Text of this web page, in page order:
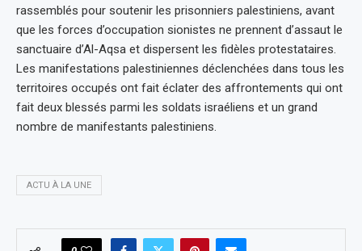
rassemblés pour soutenir les prisonniers palestiniens, avant
que les forces d’occupation sionistes ne prennent d’assaut le
sanctuaire d’Al-Aqsa et dispersent les fidèles protestataires.
Les manifestations palestiniennes déclenchées dans tous les
territoires occupés ont fait éclater des affrontements qui ont
fait deux blessés parmi les soldats israéliens et un grand
nombre de manifestants palestiniens.
ACTU À LA UNE